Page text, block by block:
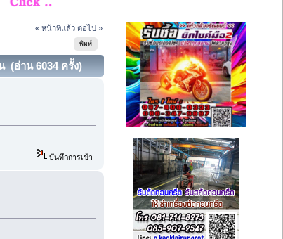
« หน้าที่แล้ว ต่อไป »
พิมพ์
(อ่าน 6034 ครั้ง)
บันทึกการเข้า